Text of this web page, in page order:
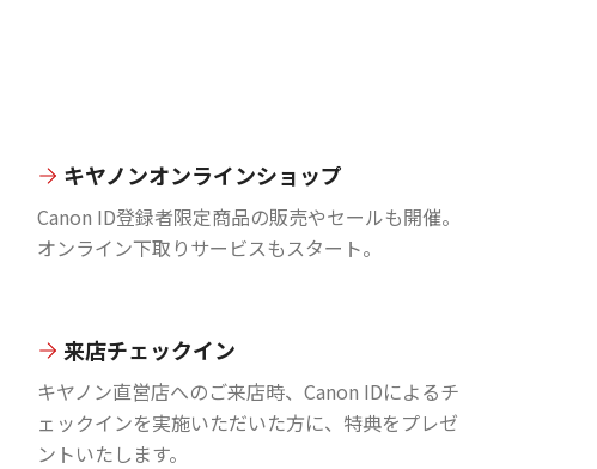
キヤノンオンラインショップ
Canon ID登録者限定商品の販売やセールも開催。
オンライン下取りサービスもスタート。
来店チェックイン
キヤノン直営店へのご来店時、Canon IDによるチ
ェックインを実施いただいた方に、特典をプレゼ
ントいたします。